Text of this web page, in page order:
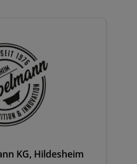
KG, Hildesheim